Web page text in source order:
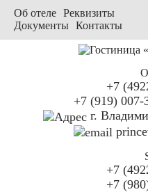
Об отеле Реквизиты
Документы Контакты
+7
+7 (919) 007-
г.
+7
+7